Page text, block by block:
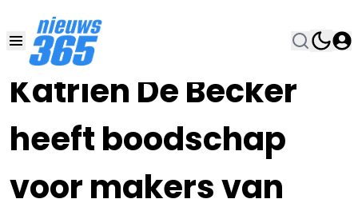
Katrien De Becker
heeft boodschap
voor makers van
05 APR 2020, 9:30